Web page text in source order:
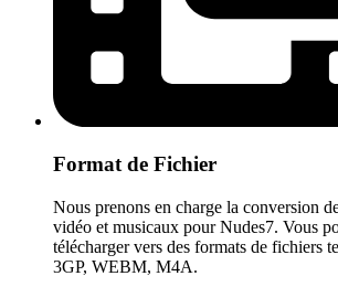
Format de Fichier
Nous prenons en charge la conversion
vidéo et musicaux pour Nudes7. Vous
télécharger vers des formats de fichiers
3GP, WEBM, M4A.